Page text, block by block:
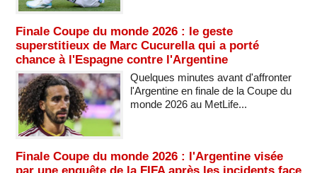
Finale Coupe du monde 2026 : le geste
superstitieux de Marc Cucurella qui a porté
chance à l'Espagne contre l'Argentine
Quelques minutes avant d'affronter
l'Argentine en finale de la Coupe du
monde 2026 au MetLife...
Finale Coupe du monde 2026 : l'Argentine visée